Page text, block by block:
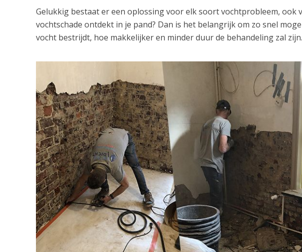
Gelukkig bestaat er een oplossing voor elk soort vochtprobleem, ook
vochtschade ontdekt in je pand? Dan is het belangrijk om zo snel
vocht bestrijdt, hoe makkelijker en minder duur de behandeling zal zijn.